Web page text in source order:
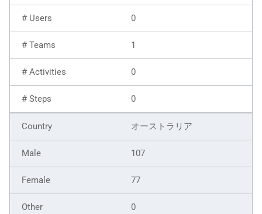
0
1
0
0
オーストラリア
107
77
0